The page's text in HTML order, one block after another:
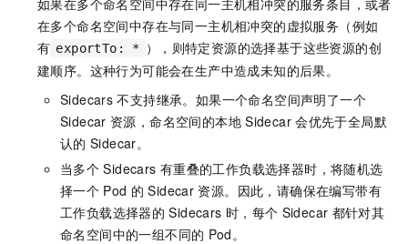
在多个命名空间中存在与同一主机相冲突的虚拟服务（例如
有 exportTo: *
），则特定资源的选择基于这些资源的创
建顺序。这种行为可能会在生产中造成未知的后果。
Sidecars 不支持继承。如果一个命名空间声明了一个
Sidecar 资源，命名空间的本地 Sidecar 会优先于全局默
认的 Sidecar。
当多个 Sidecars 有重叠的工作负载选择器时，将随机选
择一个 Pod 的 Sidecar 资源。因此，请确保在编写带有
工作负载选择器的 Sidecars 时，每个 Sidecar 都针对其
命名空间中的一组不同的 Pod。